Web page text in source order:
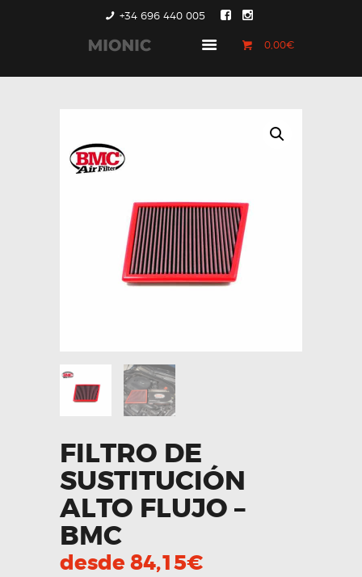
+34 696 440 005
0,00€
GENERACIÓN 1
COUNTRYMAN &
PACEMAN
CONTACTO
FILTRO DE
SUSTITUCIÓN
ALTO FLUJO –
BMC
desde 84,15€